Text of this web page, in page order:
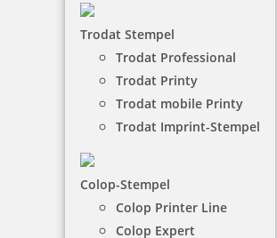
Trodat Stempel
Trodat Professional
Trodat Printy
Trodat mobile Printy
Trodat Imprint-Stempel
Colop-Stempel
Colop Printer Line
Colop Expert
Mit den Trodat Prägezangen oder den
Prägestempeln kann man auf Papier
Karton mechanische Gravuren
können mit einer Prägezange nicht
Ziffern hinterlassen, sondern auch Ihr
Firmenlogo.
NACH WUNSCHSTEMPEL FILTERN